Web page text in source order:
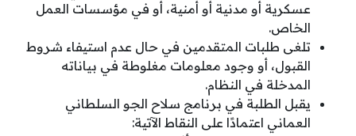
عسكرية أو مدنية أو أمنية، أو في مؤسسات العمل
الخاص.
تلغى طلبات المتقدمين في حال عدم استيفاء شروط
القبول، أو وجود معلومات مغلوطة في بياناته
المدخلة في النظام.
يقبل الطلبة في برنامج سلاح الجو السلطاني
العماني اعتمادًا على النقاط الآتية: